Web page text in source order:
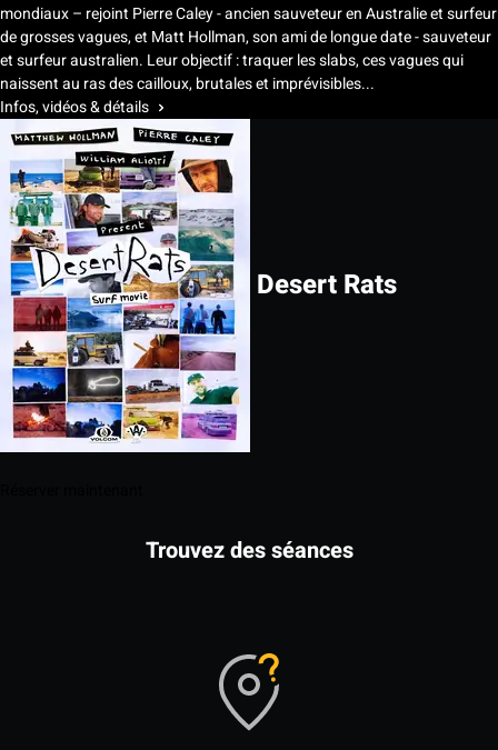
mondiaux – rejoint Pierre Caley - ancien sauveteur en Australie et surfeur
de grosses vagues, et Matt Hollman, son ami de longue date - sauveteur
et surfeur australien. Leur objectif : traquer les slabs, ces vagues qui
naissent au ras des cailloux, brutales et imprévisibles...
Infos, vidéos & détails
Desert Rats
Trouvez des séances